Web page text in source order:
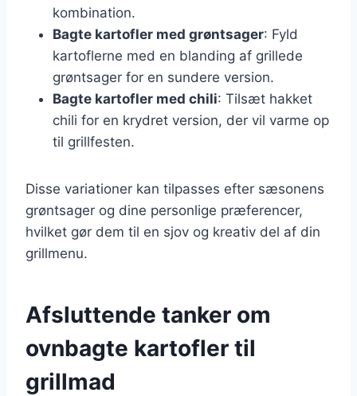
kombination.
Bagte kartofler med grøntsager: Fyld
kartoflerne med en blanding af grillede
grøntsager for en sundere version.
Bagte kartofler med chili: Tilsæt hakket
chili for en krydret version, der vil varme op
til grillfesten.
Disse variationer kan tilpasses efter sæsonens
grøntsager og dine personlige præferencer,
hvilket gør dem til en sjov og kreativ del af din
grillmenu.
Afsluttende tanker om
ovnbagte kartofler til
grillmad